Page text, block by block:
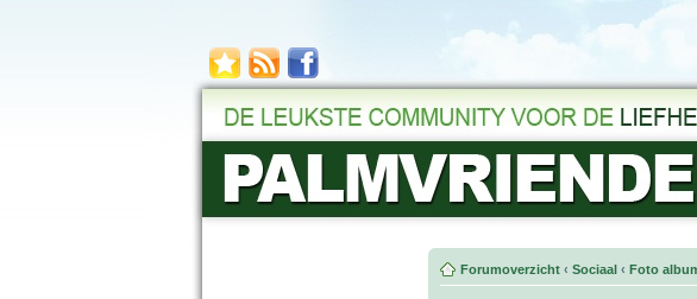
Forumoverzicht ‹ Sociaal ‹ Foto